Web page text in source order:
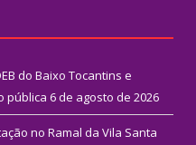
do Baixo Tocantins e
pública 6 de agosto de 2026
no Ramal da Vila Santa